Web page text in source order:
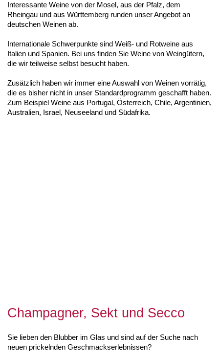
Interessante Weine von der Mosel, aus der Pfalz, dem
Rheingau und aus Württemberg runden unser Angebot an
deutschen Weinen ab.
Internationale Schwerpunkte sind Weiß- und Rotweine aus
Italien und Spanien. Bei uns finden Sie Weine von Weingütern,
die wir teilweise selbst besucht haben.
Zusätzlich haben wir immer eine Auswahl von Weinen vorrätig,
die es bisher nicht in unser Standardprogramm geschafft haben.
Zum Beispiel Weine aus Portugal, Österreich, Chile, Argentinien,
Australien, Israel, Neuseeland und Südafrika.
Champagner, Sekt und Secco
Sie lieben den Blubber im Glas und sind auf der Suche nach
neuen prickelnden Geschmackserlebnissen?